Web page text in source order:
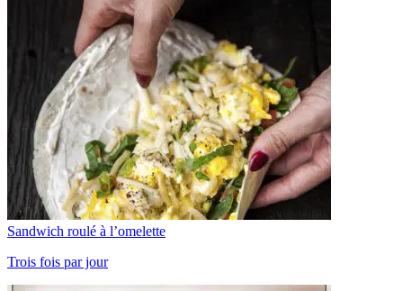
Sandwich roulé à l’omelette
Trois fois par jour